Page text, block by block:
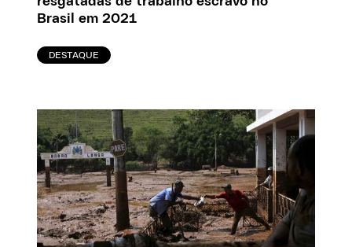
Brasil em 2021
DESTAQUE